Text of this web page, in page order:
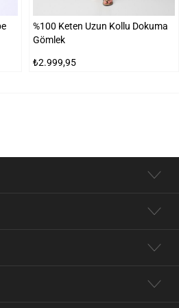
%100 Keten Uzun Kollu Dokuma
Gömlek
₺2.999,95